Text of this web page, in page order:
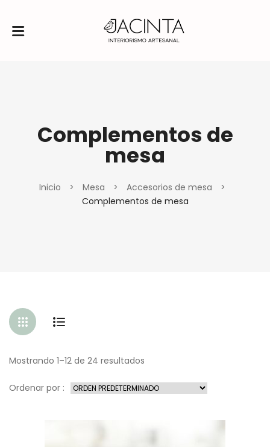
Complementos de
mesa
Inicio > Mesa > Accesorios de mesa
>
Complementos de mesa
Mostrando 1–12 de 24 resultados
Ordenar por :